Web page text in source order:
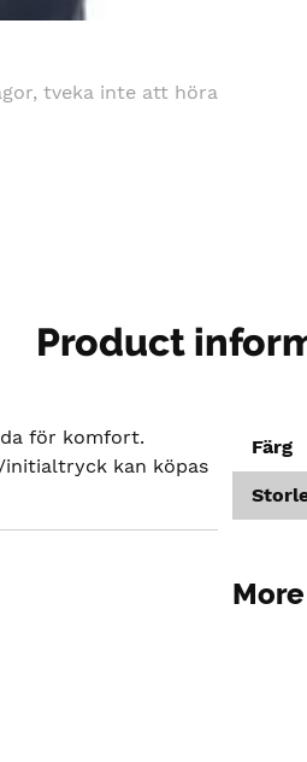
tveka inte att höra
Product
för komfort.
initialtryck kan köpas
Färg